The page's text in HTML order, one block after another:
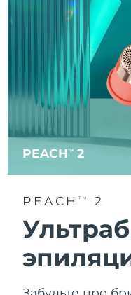
PEACHTM 2
PEACH TM 2
Великобритания
Соединенные
Штаты
Узбекистан
Вьетнам